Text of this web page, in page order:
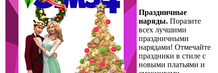
Праздничные
наряды. Поразите
всех лучшими
праздничными
нарядами! Отмечайте
праздники в стиле с
новыми платьями и